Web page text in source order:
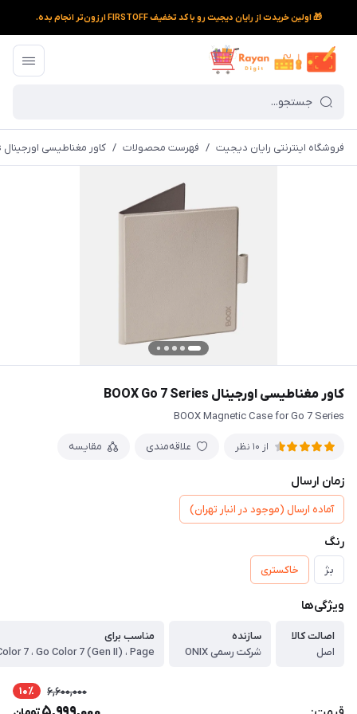
🎁 اولین خریدت از رایان دیجیت رو با کد تخفیف FIRSTOFF ارزون‌تر انجام بده.
فروشگاه اینترنتی رایان دیجیت / فهرست محصولات / کاور مغناطیسی اورجینال BOOX Go 7 Series
کاور مغناطیسی اورجینال BOOX Go 7 Series
BOOX Magnetic Case for Go 7 Series
از 10 نظر علاقه‌مندی مقایسه
زمان ارسال
آماده ارسال (موجود در انبار تهران)
رنگ
بژ خاکستری
ویژگی‌ها
اصالت کالا
اصل
سازنده
شرکت رسمی ONIX
مناسب برای
6,600,000 10٪